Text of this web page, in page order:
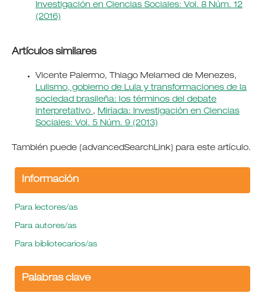
Investigación en Ciencias Sociales: Vol. 8 Núm. 12
(2016)
Artículos similares
Vicente Palermo, Thiago Melamed de Menezes,
Lulismo, gobierno de Lula y transformaciones de la
sociedad brasileña: los términos del debate
interpretativo , Miríada: Investigación en Ciencias
Sociales: Vol. 5 Núm. 9 (2013)
También puede {advancedSearchLink} para este artículo.
Información
Para lectores/as
Para autores/as
Para bibliotecarios/as
Palabras clave